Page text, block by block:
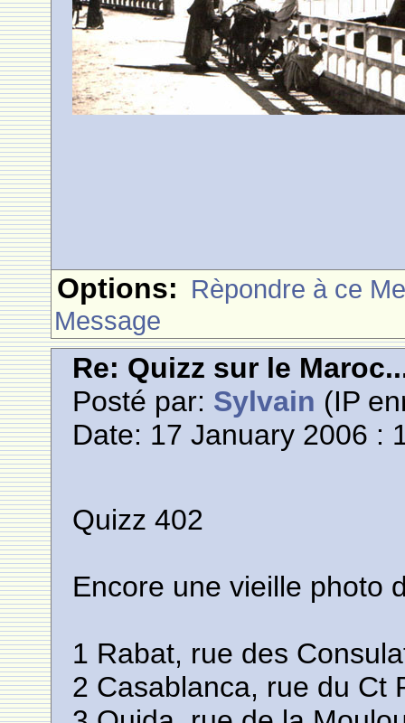
Options: Rèpondre à ce
Message
Re: Quizz sur le
Posté par: Sylvain (IP
Date: 17 January 2006 :
Quizz 402
Encore une vieille photo
1 Rabat, rue des
2 Casablanca, rue du Ct